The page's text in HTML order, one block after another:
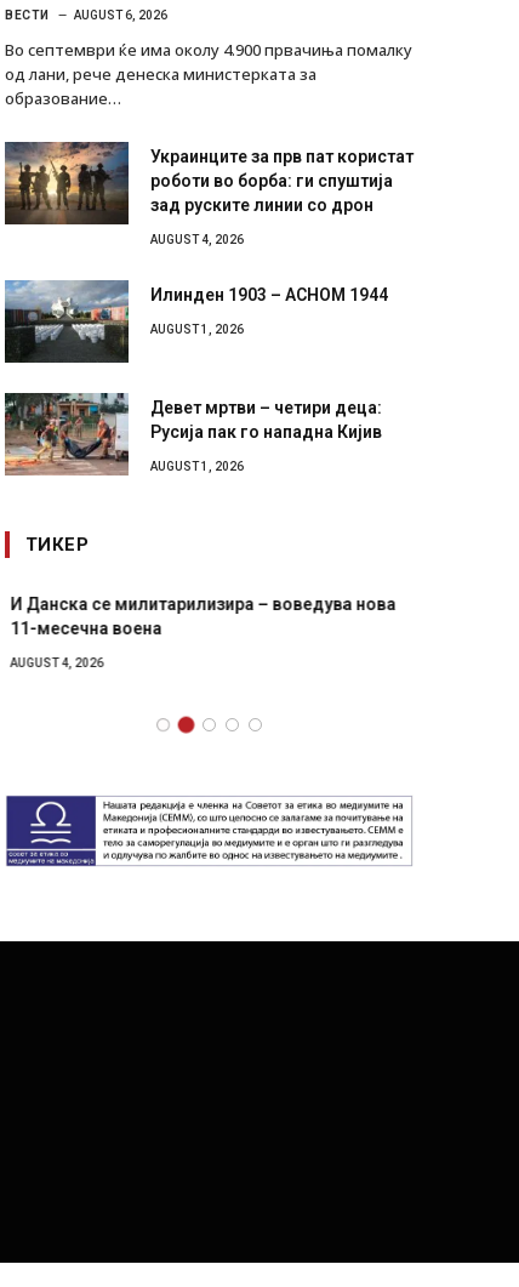
ВЕСТИ AUGUST 6, 2026
Во септември ќе има околу 4.900 првачиња помалку
од лани, рече денеска министерката за
образование…
Украинците за прв пат користат
роботи во борба: ги спуштија
зад руските линии со дрон
AUGUST 4, 2026
Илинден 1903 – АСНОМ 1944
AUGUST 1, 2026
Девет мртви – четири деца:
Русија пак го нападна Кијив
AUGUST 1, 2026
ТИКЕР
И Данска се милитарилизира – воведува нова
11-месечна воена
AUGUST 4, 2026